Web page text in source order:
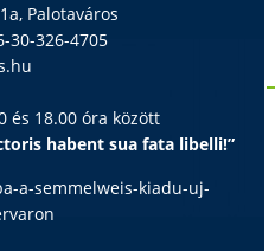
Palotaváros
30-326-4705
és 18.00 óra között
habent sua fata libelli!”
a-semmelweis-kiadu-uj-